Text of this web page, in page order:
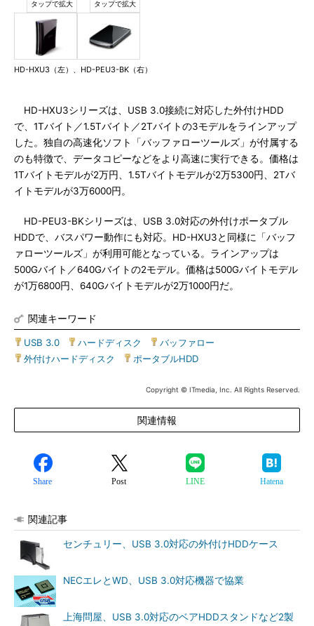
HD-HXU3（左）、HD-PEU3-BK（右）
HD-HXU3シリーズは、USB 3.0接続に対応した外付けHDD
で、1Tバイト／1.5Tバイト／2Tバイトの3モデルをラインアップ
した。独自の高速化ソフト「バッファローツールズ」が付属する
のも特徴で、データコピーなどをより高速に実行できる。価格は
1Tバイトモデルが2万円、1.5Tバイトモデルが2万5300円、2Tバ
イトモデルが3万6000円。
HD-PEU3-BKシリーズは、USB 3.0対応の外付けポータブル
HDDで、バスパワー動作にも対応。HD-HXU3と同様に「バッフ
ァローツールズ」が利用可能となっている。ラインアップは
500Gバイト／640Gバイトの2モデル。価格は500Gバイトモデル
が1万6800円、640Gバイトモデルが2万1000円だ。
関連キーワード
USB 3.0 ハードディスク バッファロー
外付けハードディスク
ポータブルHDD
Copyright © ITmedia, Inc. All Rights Reserved.
関連情報
Share Post LINE Hatena
関連記事
センチュリー、USB 3.0対応の外付けHDDケース
NECエレとWD、USB 3.0対応機器で協業
上海問屋、USB 3.0対応のベアHDDスタンドなど2製